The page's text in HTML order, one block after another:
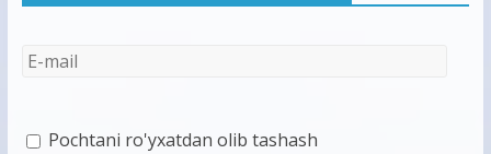
Pochtani ro'yxatdan olib tashash